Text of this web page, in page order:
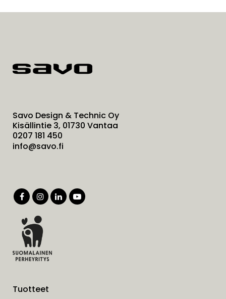
Savo Design & Technic Oy
Kisällintie 3, 01730 Vantaa
0207 181 450
info@savo.fi
Tuotteet